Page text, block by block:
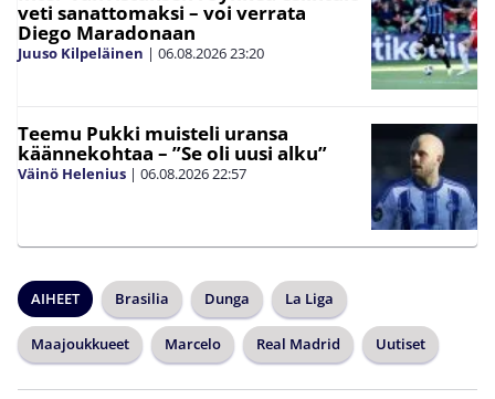
veti sanattomaksi – voi verrata
Diego Maradonaan
Juuso Kilpeläinen | 06.08.202623:20
Teemu Pukki muisteli uransa
käännekohtaa – ”Se oli uusi alku”
Väinö Helenius | 06.08.202622:57
AIHEET Brasilia Dunga La Liga
Maajoukkueet Marcelo Real Madrid Uutiset